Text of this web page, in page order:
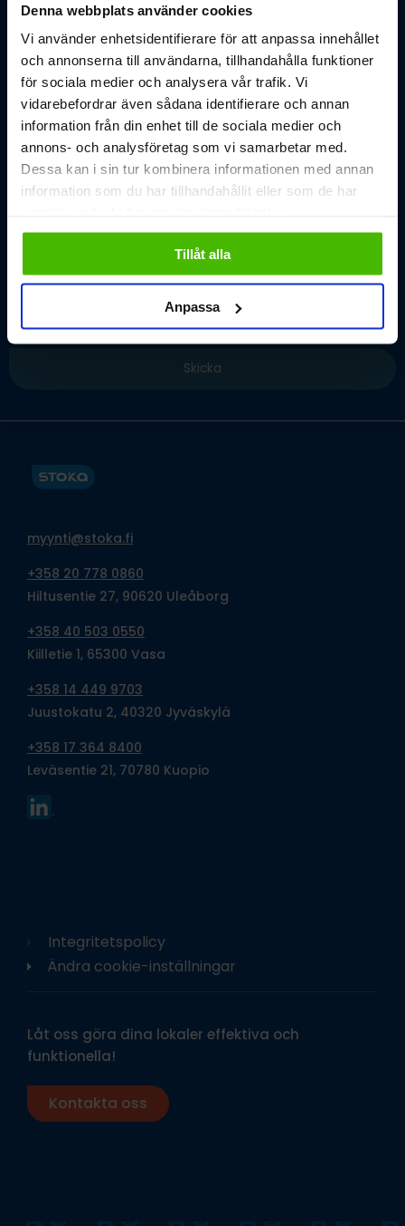
Denna webbplats använder cookies
Vi använder enhetsidentifierare för att anpassa innehållet
och annonserna till användarna, tillhandahålla funktioner
för sociala medier och analysera vår trafik. Vi
vidarebefordrar även sådana identifierare och annan
information från din enhet till de sociala medier och
annons- och analysföretag som vi samarbetar med.
Dessa kan i sin tur kombinera informationen med annan
information som du har tillhandahållit eller som de har
Tillåt alla
Anpassa
Meddelande
myynti@stoka.fi
+358 20 778 0860
Hiltusentie 27, 90620 Uleåborg
+358 40 503 0550
Kiilletie 1, 65300 Vasa
+358 14 449 9703
Juustokatu 2, 40320 Jyväskylä
+358 17 364 8400
Leväsentie 21, 70780 Kuopio
Integritetspolicy
Ändra cookie-inställningar
Låt oss göra dina lokaler effektiva och
funktionella!
Kontakta oss